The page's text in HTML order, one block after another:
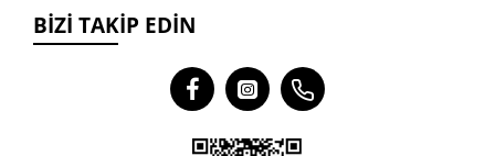
BIZI TAKIP EDIN